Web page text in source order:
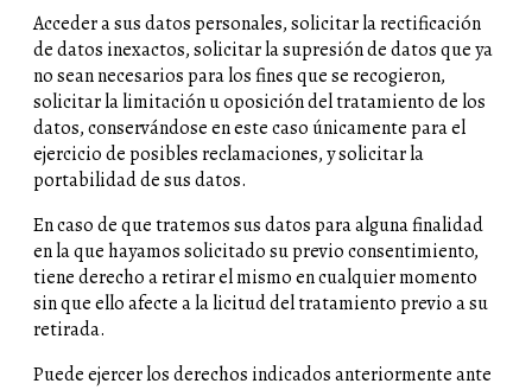
Acceder a sus datos personales, solicitar la rectificación
de datos inexactos, solicitar la supresión de datos que ya
no sean necesarios para los fines que se recogieron,
solicitar la limitación u oposición del tratamiento de los
datos, conservándose en este caso únicamente para el
ejercicio de posibles reclamaciones, y solicitar la
portabilidad de sus datos.
En caso de que tratemos sus datos para alguna finalidad
en la que hayamos solicitado su previo consentimiento,
tiene derecho a retirar el mismo en cualquier momento
sin que ello afecte a la licitud del tratamiento previo a su
retirada.
Puede ejercer los derechos indicados anteriormente ante